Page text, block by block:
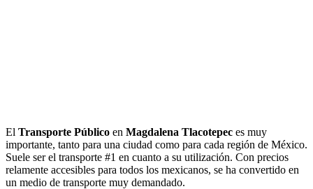
El Transporte Público en Magdalena Tlacotepec es muy
importante, tanto para una ciudad como para cada región de México.
Suele ser el transporte #1 en cuanto a su utilización. Con precios
relamente accesibles para todos los mexicanos, se ha convertido en
un medio de transporte muy demandado.